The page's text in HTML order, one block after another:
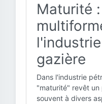
Maturité
gazière
Dans l'industrie
"maturité" revêt
souvent à divers